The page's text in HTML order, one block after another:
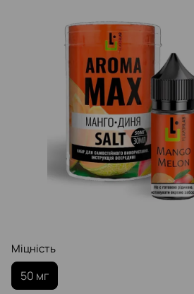
Міцність
50 мг